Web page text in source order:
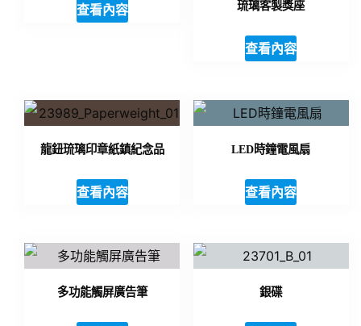
查看內容 琉璃客製獎座
查看內容
龍鈕琉璃印章紙鎮紀念品
查看內容
LED時鐘電風扇
查看內容
多功能觸屏廣告筆 銀碟